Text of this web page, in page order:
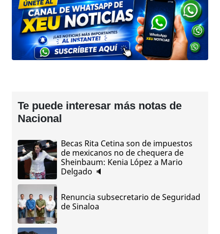
Te puede interesar más notas de
Nacional
Becas Rita Cetina son de impuestos
de mexicanos no de chequera de
Sheinbaum: Kenia López a Mario
Delgado 🔈
Renuncia subsecretario de Seguridad
de Sinaloa